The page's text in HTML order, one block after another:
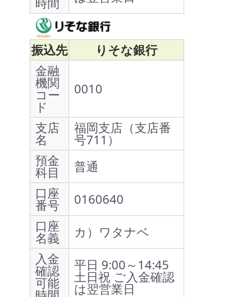
振込先
りそな銀行
金融
機関
コー
ド
0010
支店
名
福岡支店（支店番
号711）
預金
科目
普通
口座
番号
0160640
口座
名義
カ）ワタナベ
入金
確認
可能
平日 9:00～14:45
土日祝 ご入金確認
は翌営業日